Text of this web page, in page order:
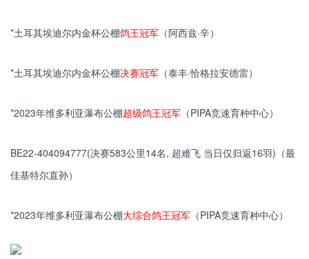
*土耳其埃迪尔内金杯公棚鸽王冠军 （阿西兹·辛）
*土耳其埃迪尔内金杯公棚决赛冠军 （泰丰·恰格拉安德雷）
*2023年维多利亚瀑布公棚超级鸽王冠军 （PIPA竞速育种中心）
BE22-404094777(决赛583公里14名, 超难飞 当日仅归返16羽)（最
佳基特尔直孙）
*2023年维多利亚瀑布公棚大综合鸽王冠军 （PIPA竞速育种中心）